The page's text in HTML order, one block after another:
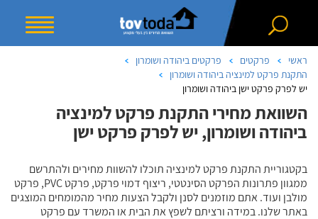
ראשי פרקטים
פרקטים ביהודה ושומרון
התקנת פרקט למינציה ביהודה ושומרון
יש לפרק פרקט ישן ביהודה ושומרון
השוואת מחירי התקנת פרקט למינציה
ביהודה ושומרון, יש לפרק פרקט ישן
בקטגוריית התקנת פרקט למינציה תוכלו להשוות מחירים ולהתרשם
ממגוון פתרונות הפרקט הסינטטי, ריצוף דמוי פרקט, פרקט PVC, פרקט
מולבן ועוד. אתם מוזמנים לסנן ולקבל הצעות מחיר מהמומחים המוצגים
באתר שלנו. במידה ורציתם לשפץ את הבית או המשרד עם פרקט